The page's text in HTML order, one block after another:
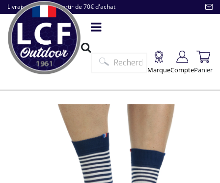
Livraison offerte à partir de 70€ d'achat
MarqueComptePanier